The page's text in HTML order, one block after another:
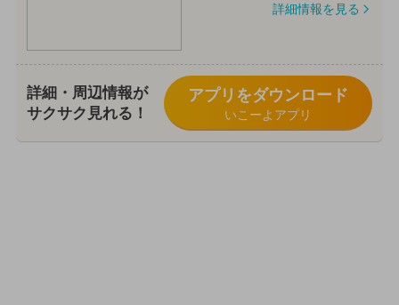
詳細情報を見る
詳細・周辺情報が
サクサク見れる！
アプリをダウンロード
いこーよアプリ